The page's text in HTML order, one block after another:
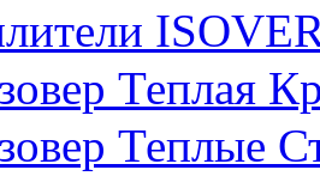
Теплая
Теплые